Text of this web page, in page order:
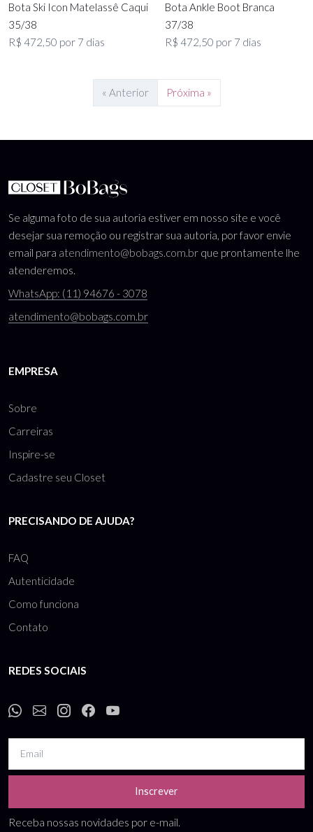
Bota Ski Icon Matelassê Caqui
35/38
R$ 472,50 por 7 dias
Bota Ankle Boot Branca
37/38
R$ 472,50 por 7 dias
« Anterior Próxima »
Se alguma foto de sua autoria estiver em nosso site e você
desejar sua remoção ou registrar sua autoria, por favor envie
email para atendimento@bobags.com.br que prontamente lhe
atenderemos.
WhatsApp: (11) 94676 - 3078
atendimento@bobags.com.br
EMPRESA
Sobre
Carreiras
Inspire-se
Cadastre seu Closet
PRECISANDO DE AJUDA?
FAQ
Autenticidade
Como funciona
Contato
REDES SOCIAIS
Inscrever
Receba nossas novidades por e-mail.